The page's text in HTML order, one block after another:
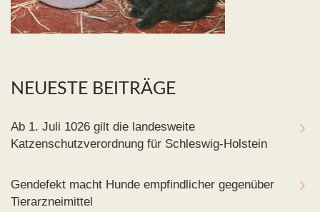
NEUESTE BEITRÄGE
Ab 1. Juli 1026 gilt die landesweite
Katzenschutzverordnung für Schleswig-Holstein
Gendefekt macht Hunde empfindlicher gegenüber
Tierarzneimittel